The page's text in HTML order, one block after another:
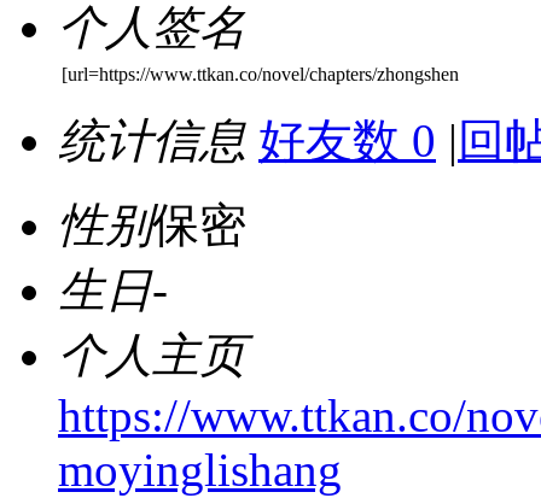
个人签名
[url=https://www.ttkan.co/novel/chapters/zhongshen
统计信息 好友数 0 | 回
性别保密
生日-
个人主页
https://www.ttkan.co/
moyinglishang